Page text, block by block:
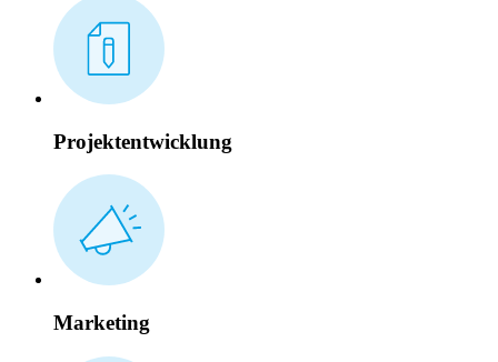
Projektentwicklung
Marketing